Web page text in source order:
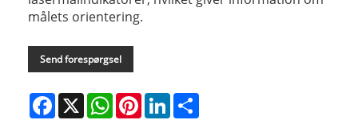
målets orientering.
Send forespørgsel
Facebook
X WhatsAppPinterestLinkedIn